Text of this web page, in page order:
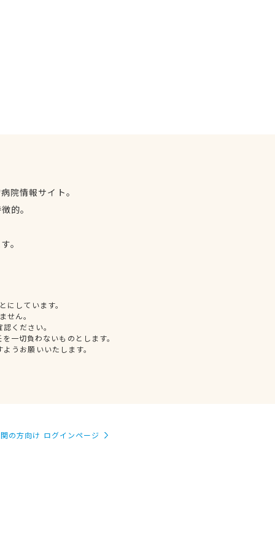
院情報サイト。
的。
。
しています。
せん。
ください。
一切負わないものとします。
うお願いいたします。
の方向け ログインページ